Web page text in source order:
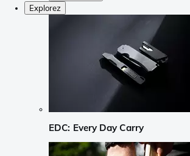
Explorez
EDC: Every Day Carry